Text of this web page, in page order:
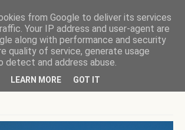
Klasyka gatunku pod Szubienicami
podSzubienicami
from Google to deliver its services
Your IP address and user-agent are
along with performance and security
quality of service, generate usage
detect and address abuse.
LEARN MORE GOT IT